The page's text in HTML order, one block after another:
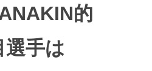
的
選手は